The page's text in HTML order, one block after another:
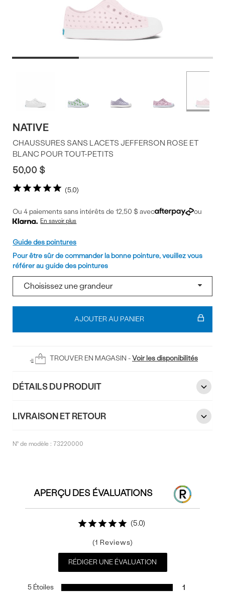
produit
NATIVE
5.0
CHAUSSURES SANS LACETS JEFFERSON ROSE ET
BLANC POUR TOUT-PETITS
50,00 $
Ou 4 paiements sans intérêts de 12,50 $ avec ou
En savoir plus
Pointure
Guide des pointures
Pour être sûr de commander la bonne pointure, veuillez vous
référer au guide des pointures
Ajouter
panier
AJOUTER AU PANIER
TROUVER EN MAGASIN -Voir les disponibilités
DÉTAILS DU PRODUIT
LIVRAISON ET RETOUR
N° de modèle :73220000
APERÇU DES ÉVALUATIONS
5.0
1
RÉDIGER UNE ÉVALUATION
5 Étoiles 1